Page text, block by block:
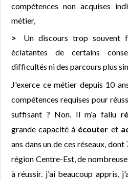
compétences non acquises
métier,
Un discours trop souvent
éclatantes de certains
difficultés ni des parcours plus
J'exerce ce métier depuis 10
compétences requises pour
suffisant ? Non. Il m'a fallu
grande capacité à écouter et
ans dans un de ces réseaux,
région Centre-Est, de
à réussir. j'ai beaucoup appris,